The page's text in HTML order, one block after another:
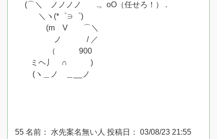
(⌒＼ ノノノノ .。oO（任せろ！） .
＼ヽ(*゜∋゜)
(m V ⌒＼
ノ / ／
（ 900
ミヘ丿 ∩ )
(ヽ＿ノゝ＿__ノ
55 名前： 水先案名無い人 投稿日： 03/08/23 21:55